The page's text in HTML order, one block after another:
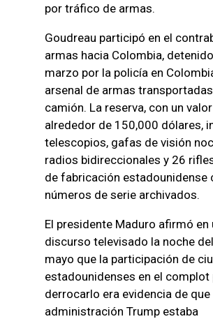
por tráfico de armas.
Goudreau participó en el
armas hacia Colombia,
marzo por la policía en
arsenal de armas
camión. La reserva, con un
alrededor de 150,000 dólares,
telescopios, gafas de visión
radios bidireccionales y 26
de fabricación estadounidense
números de serie archivados.
El presidente Maduro afirmó en
discurso televisado la noche
mayo que la participación de
estadounidenses en el complot
derrocarlo era evidencia de que
administración Trump estaba